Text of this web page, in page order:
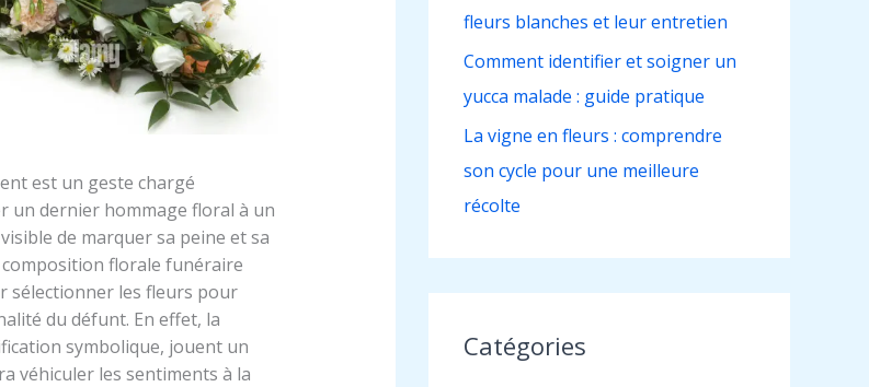
est un geste chargé
un dernier hommage floral à un
de marquer sa peine et sa
florale funéraire
sélectionner les fleurs pour
du défunt. En effet, la
symbolique, jouent un
véhiculer les sentiments à la
fleurs blanches et leur entretien
Comment identifier et soigner un
yucca malade : guide pratique
La vigne en fleurs : comprendre
son cycle pour une meilleure
récolte
Catégories